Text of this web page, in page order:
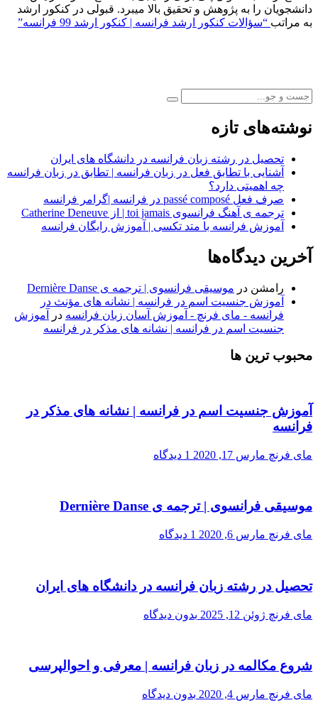
دانشجویان را به پژوهش و تحقیق بالا میبرد. قبولی در کنکور ارشد
به مراتب “سؤالات کنکور ارشد فرانسه | کنکور ارشد 99 فرانسه”
نوشته‌های تازه
تحصیل در رشته زبان فرانسه در دانشگاه های ایران
آشنایی با تطابق فعل در زبان فرانسه | تطابق در زبان فرانسه
چه اهمیتی دارد؟
صرف فعل passé composé در فرانسه |گرامر فرانسه
ترجمه ی آهنگ فرانسوی toi jamais | از Catherine Deneuve
آموزش فرانسه با متد تکسی | آموزش رایگان فرانسه
آخرین دیدگاه‌ها
رامشن در موسیقی فرانسوی | ترجمه ی Dernière Danse
آموزش جنسیت اسم در فرانسه | نشانه های مؤنث در
فرانسه - مای فرنچ - آموزش آسان زبان فرانسه در
آموزش
جنسیت اسم در فرانسه | نشانه های مذکر در فرانسه
محبوب ترین ها
آموزش جنسیت اسم در فرانسه | نشانه های مذکر در
فرانسه
مای فرنچ مارس 17, 2020 1 دیدگاه
موسیقی فرانسوی | ترجمه ی Dernière Danse
مای فرنچ مارس 6, 2020 1 دیدگاه
تحصیل در رشته زبان فرانسه در دانشگاه های ایران
مای فرنچ ژوئن 12, 2025 بدون دیدگاه
شروع مکالمه در زبان فرانسه | معرفی و احوالپرسی
مای فرنچ مارس 4, 2020 بدون دیدگاه